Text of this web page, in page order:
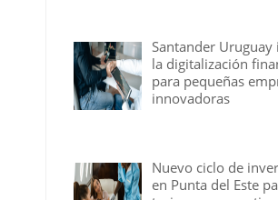
Santander Uruguay
la digitalización
para pequeñas
innovadoras
Nuevo ciclo de
en Punta del Este